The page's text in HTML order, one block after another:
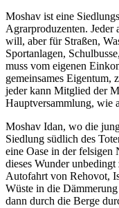
Moshav ist eine
Agrarproduzenten.
will, aber für Straßen,
Sportanlagen,
muss vom eigenen
gemeinsames
jeder kann Mitglied der
Hauptversammlung, wie
Moshav Idan, wo die
Siedlung südlich des
eine Oase in der
dieses Wunder
Autofahrt von Rehovot,
Wüste in die
dann durch die Berge